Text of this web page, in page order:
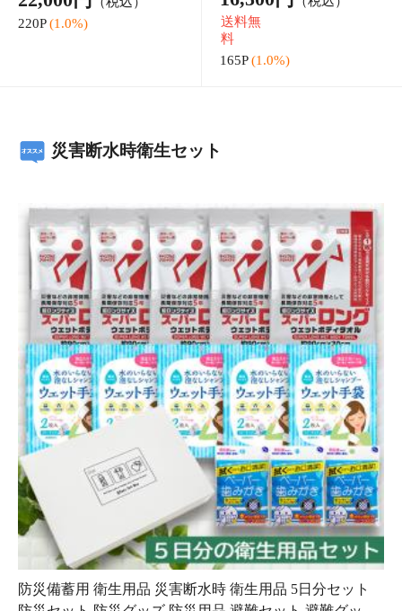
防災備蓄用 衛生用品 災害断水時 衛生用品 5日分セット
防災セット 防災グッズ 防災用品 避難セット 避難グッズ
防災セット 女性用 断水・
災害時に使える衛生用品5
日分 ウェットタオル 歯磨
きシート メイク落とし 除
菌ウェット シャンプー手
袋入りで
6,600円（税込）
66P (1.0%)
防災備蓄用 衛生用品 災
害断水時 衛生用品 5日分
セット 防災セット 防災
グッズ 防災用品 避難セ
ット 避難グッズ シャン
プー手袋 体拭き
3,630円（税込）
36P (1.0%)
人気の化粧筆・メイクブラシシリーズ